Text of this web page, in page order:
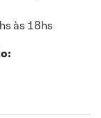
às 18hs